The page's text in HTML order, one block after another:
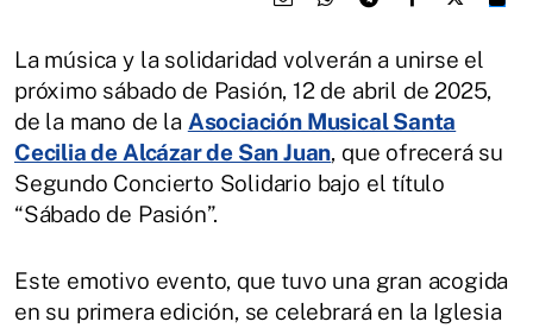
La música y la solidaridad volverán a unirse el
próximo sábado de Pasión, 12 de abril de 2025,
de la mano de la Asociación Musical Santa
Cecilia de Alcázar de San Juan, que ofrecerá su
Segundo Concierto Solidario bajo el título
“Sábado de Pasión”.
Este emotivo evento, que tuvo una gran acogida
en su primera edición, se celebrará en la Iglesia